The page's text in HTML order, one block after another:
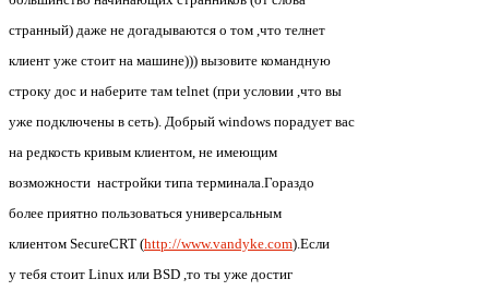
странный) даже не догадываются о том ,что телнет
клиент уже стоит на машине))) вызовите командную
строку дос и наберите там telnet (при условии ,что вы
уже подключены в сеть). Добрый windows порадует вас
на редкость кривым клиентом, не имеющим
возможности настройки типа терминала.Гораздо
более приятно пользоваться универсальным
клиентом SecureCRT (http://www.vandyke.com).Если
у тебя стоит Linux или BSD ,то ты уже достиг